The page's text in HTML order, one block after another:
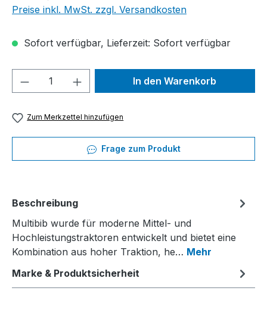
Preise inkl. MwSt. zzgl. Versandkosten
Sofort verfügbar, Lieferzeit: Sofort verfügbar
Produkt Anzahl: Gib denIn den Warenkorb
Zum Merkzettel hinzufügen
Frage zum Produkt
Beschreibung
Multibib wurde für moderne Mittel- und
Hochleistungstraktoren entwickelt und bietet eine
Kombination aus hoher Traktion, he… Mehr
Marke & Produktsicherheit